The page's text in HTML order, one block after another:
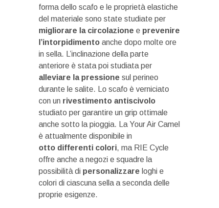
forma dello scafo e le proprietà elastiche
del materiale sono state studiate per
migliorare la circolazione e prevenire
l’intorpidimento anche dopo molte ore
in sella. L’inclinazione della parte
anteriore è stata poi studiata per
alleviare la pressione sul perineo
durante le salite. Lo scafo è verniciato
con un rivestimento antiscivolo
studiato per garantire un grip ottimale
anche sotto la pioggia. La Your Air Camel
è attualmente disponibile in
otto differenti colori, ma RIE Cycle
offre anche a negozi e squadre la
possibilità di personalizzare loghi e
colori di ciascuna sella a seconda delle
proprie esigenze.